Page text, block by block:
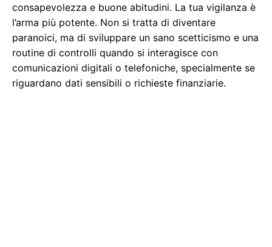
consapevolezza e buone abitudini. La tua vigilanza è
l’arma più potente. Non si tratta di diventare
paranoici, ma di sviluppare un sano scetticismo e una
routine di controlli quando si interagisce con
comunicazioni digitali o telefoniche, specialmente se
riguardano dati sensibili o richieste finanziarie.